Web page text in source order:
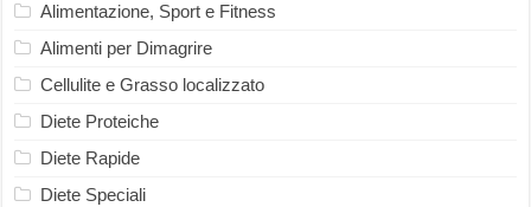
Alimentazione, Sport e Fitness
Alimenti per Dimagrire
Cellulite e Grasso localizzato
Diete Proteiche
Diete Rapide
Diete Speciali